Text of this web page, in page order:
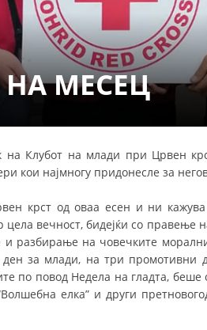
МЕСЕЦ
на Клубот на млади при Црвен
кои најмногу придонесле за
крст од оваа есен и ни
цела вечност, бидејќи со правење
разбирање на човечките
ден за млади, на три
по повод Недела на гладта,
елка” и други